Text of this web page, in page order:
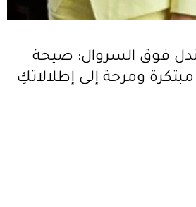
فوق السروال: صيحة
ومرحة إلى إطلالاتكِ